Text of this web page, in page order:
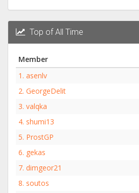
Top of All Time
Member
1. asenlv
2. GeorgeDelit
3. valqka
4. shumi13
5. ProstGP
6. gekas
7. dimgeor21
8. soutos